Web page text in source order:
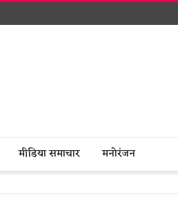
मीडिया समाचार मनोरंजन